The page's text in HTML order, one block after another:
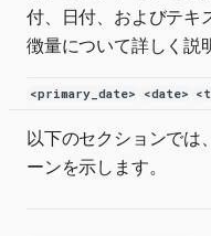
付、日付、およびテキ
徴量について詳しく説
<primary_date> <date>
以下のセクションでは
ーンを示します。